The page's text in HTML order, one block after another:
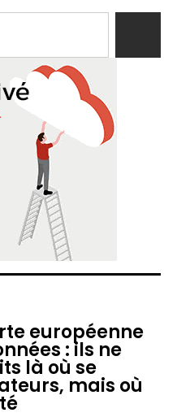
européenne
: ils ne
là où se
mais où